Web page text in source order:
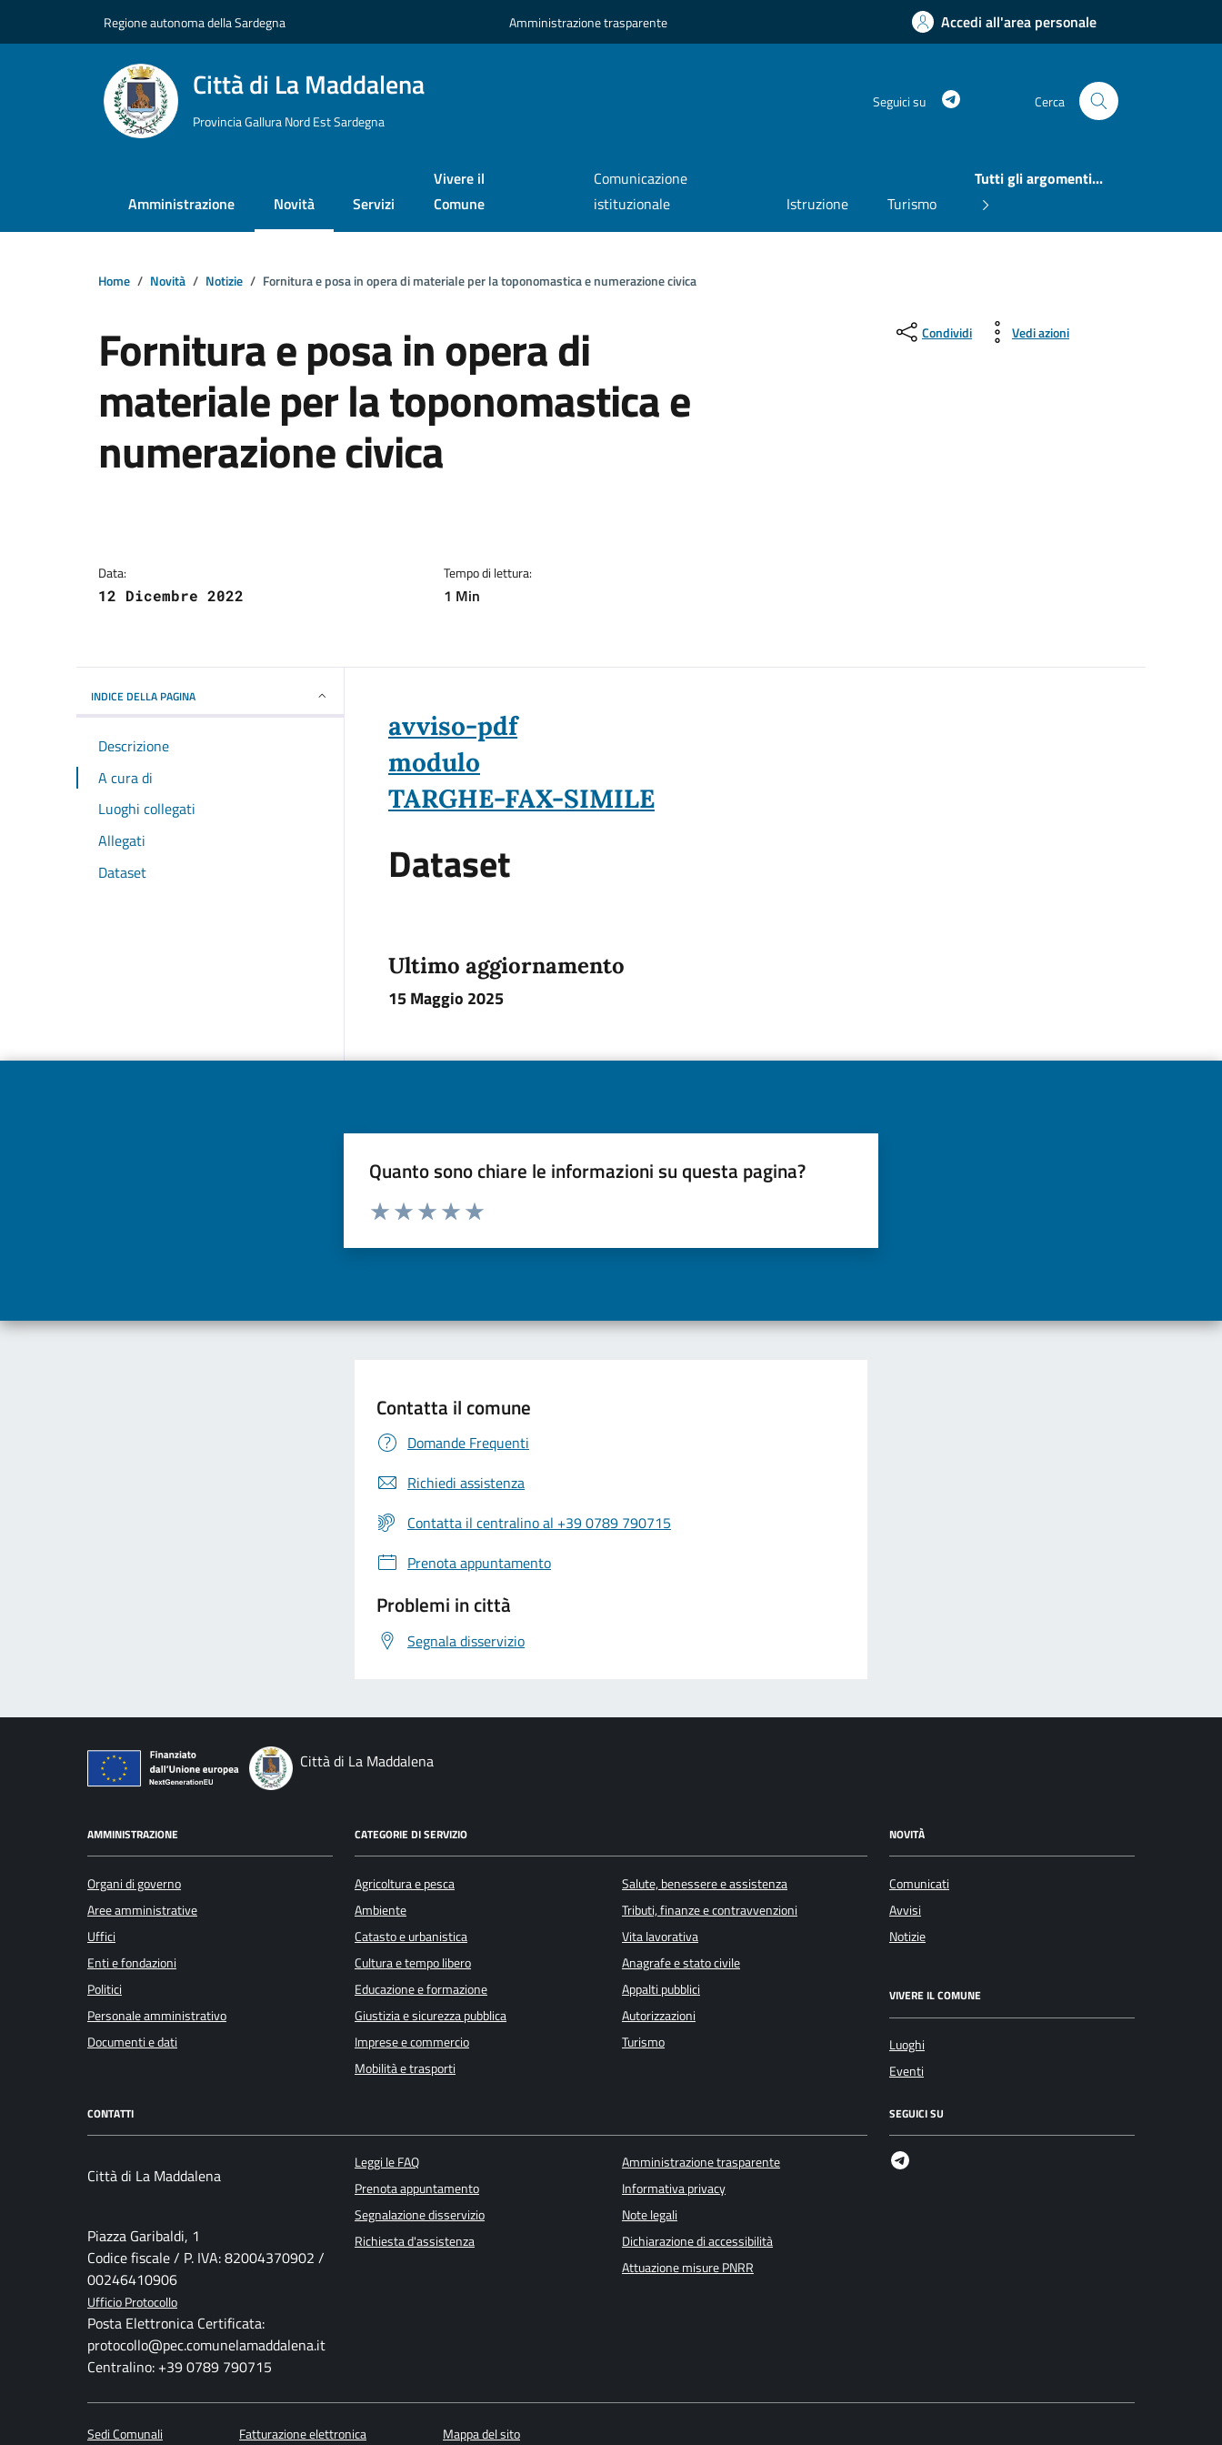
Regione autonoma della Sardegna Amministrazione trasparente Accedi all'area personale
Città di La Maddalena
Provincia Gallura Nord Est Sardegna
Seguici su Cerca
Amministrazione Novità Servizi
Vivere il
Comune
Comunicazione
istituzionale
Istruzione Turismo
Tutti gli argomenti...
Home Novità Notizie Fornitura e posa in opera di materiale per la toponomastica e numerazione civica
Fornitura e posa in opera di
materiale per la toponomastica e
numerazione civica
Data:
12 Dicembre 2022
Tempo di lettura:
1 Min
Condividi Vedi azioni
INDICE DELLA PAGINA
Descrizione
A cura di
Luoghi collegati
Allegati
Dataset
avviso-pdf
modulo
TARGHE-FAX-SIMILE
Dataset
Ultimo aggiornamento
15 Maggio 2025
Quanto sono chiare le informazioni su questa pagina?
Valuta da 1 a 5 stelle la pagina
Contatta il comune
Domande Frequenti
Richiedi assistenza
Contatta il centralino al +39 0789 790715
Prenota appuntamento
Problemi in città
Segnala disservizio
Città di La Maddalena
AMMINISTRAZIONE
Organi di governo
Aree amministrative
Uffici
Enti e fondazioni
Politici
Personale amministrativo
Documenti e dati
CATEGORIE DI SERVIZIO
Agricoltura e pesca
Ambiente
Catasto e urbanistica
Cultura e tempo libero
Educazione e formazione
Giustizia e sicurezza pubblica
Imprese e commercio
Mobilità e trasporti
Salute, benessere e assistenza
Tributi, finanze e contravvenzioni
Vita lavorativa
Anagrafe e stato civile
Appalti pubblici
Autorizzazioni
Turismo
NOVITÀ
Comunicati
Avvisi
Notizie
VIVERE IL COMUNE
Luoghi
Eventi
CONTATTI
Città di La Maddalena
Piazza Garibaldi, 1
Codice fiscale / P. IVA: 82004370902 /
00246410906
Ufficio Protocollo
Posta Elettronica Certificata:
protocollo@pec.comunelamaddalena.it
Centralino: +39 0789 790715
Leggi le FAQ
Prenota appuntamento
Segnalazione disservizio
Richiesta d'assistenza
Amministrazione trasparente
Informativa privacy
Note legali
Dichiarazione di accessibilità
Attuazione misure PNRR
SEGUICI SU
Sedi Comunali Fatturazione elettronica Mappa del sito